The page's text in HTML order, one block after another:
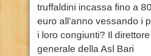
truffaldini incassa fino a
euro all’anno vessando i
i loro congiunti? Il direttore
generale della Asl Bari